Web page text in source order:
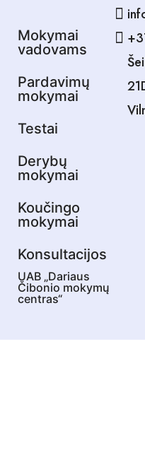
Mokymai
vadovams
Pardavimų
mokymai
Testai
Derybų
mokymai
Koučingo
mokymai
Konsultacijos
UAB „Dariaus
Čibonio mokymų
centras“